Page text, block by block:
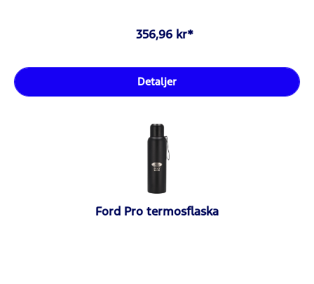
356,96 kr*
Detaljer
Ford Pro termosflaska